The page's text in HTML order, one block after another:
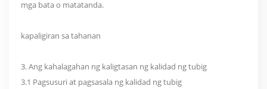
mga bata o matatanda.
kapaligiran sa tahanan
3. Ang kahalagahan ng kaligtasan ng kalidad ng tubig
3.1 Pagsusuri at pagsasala ng kalidad ng tubig